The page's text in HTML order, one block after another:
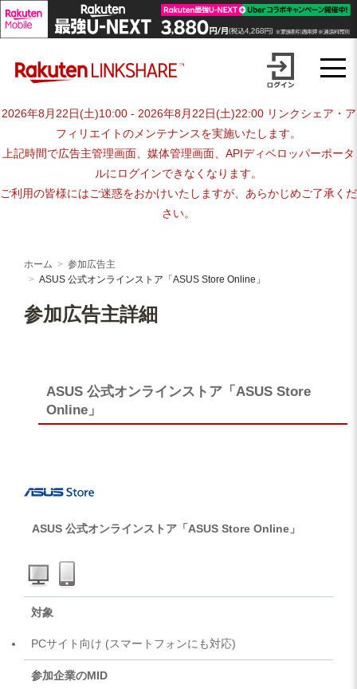
advertiser-html
2026年8月22日(土)10:00 - 2026年8月22日(土)22:00 リンクシェア・ア
フィリエイトのメンテナンスを実施いたします。
上記時間で広告主管理画面、媒体管理画面、APIディベロッパーポータ
ルにログインできなくなります。
ご利用の皆様にはご迷惑をおかけいたしますが、あらかじめご了承くだ
さい。
ホーム
参加広告主
ASUS 公式オンラインストア「ASUS Store Online」
参加広告主詳細
ASUS 公式オンラインストア「ASUS Store
Online」
ASUS 公式オンラインストア「ASUS Store Online」
対象
PCサイト向け (スマートフォンにも対応)
参加企業のMID